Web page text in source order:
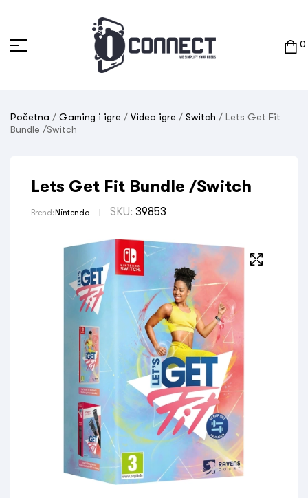
0
Početna / Gaming i igre / Video igre / Switch / Lets Get Fit
Bundle /Switch
Lets Get Fit Bundle /Switch
Brend: Nintendo SKU: 39853